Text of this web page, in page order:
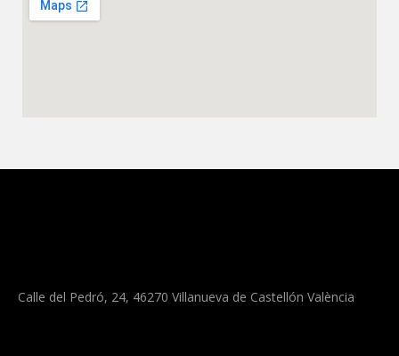
Calle del Pedró, 24, 46270 Villanueva de Castellón València